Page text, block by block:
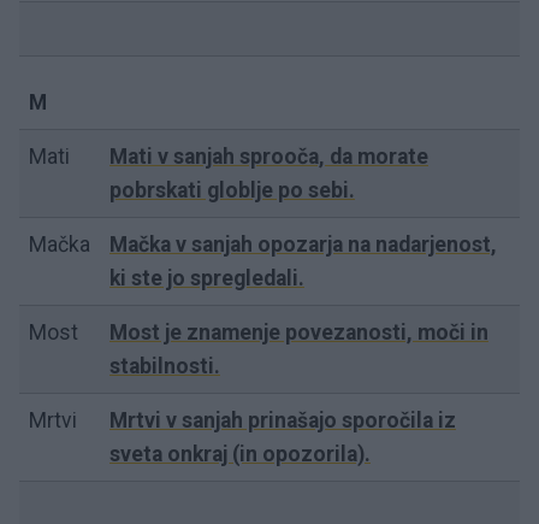
M
Mati
Mati v sanjah sprooča, da morate
pobrskati globlje po sebi.
Mačka
Mačka v sanjah opozarja na nadarjenost,
ki ste jo spregledali.
Most
Most je znamenje povezanosti, moči in
stabilnosti.
Mrtvi
Mrtvi v sanjah prinašajo sporočila iz
sveta onkraj (in opozorila).